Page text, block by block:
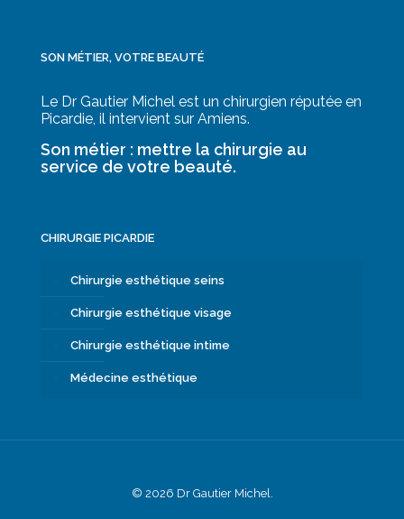
SON MÉTIER, VOTRE BEAUTÉ
Le Dr Gautier Michel est un chirurgien réputée en
Picardie, il intervient sur Amiens.
Son métier : mettre la chirurgie au
service de votre beauté.
CHIRURGIE PICARDIE
Chirurgie esthétique seins
Chirurgie esthétique visage
Chirurgie esthétique intime
Médecine esthétique
© 2026 Dr Gautier Michel.